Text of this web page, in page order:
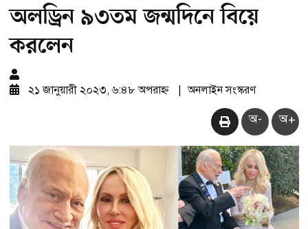
অলড্রিন ৯৩তম জন্মদিনে বিয়ে
করলেন
২১ জানুয়ারী ২০২৩, ৬:৪৮ অপরাহ্ন অনলাইন সংস্করণ
অ- অ+